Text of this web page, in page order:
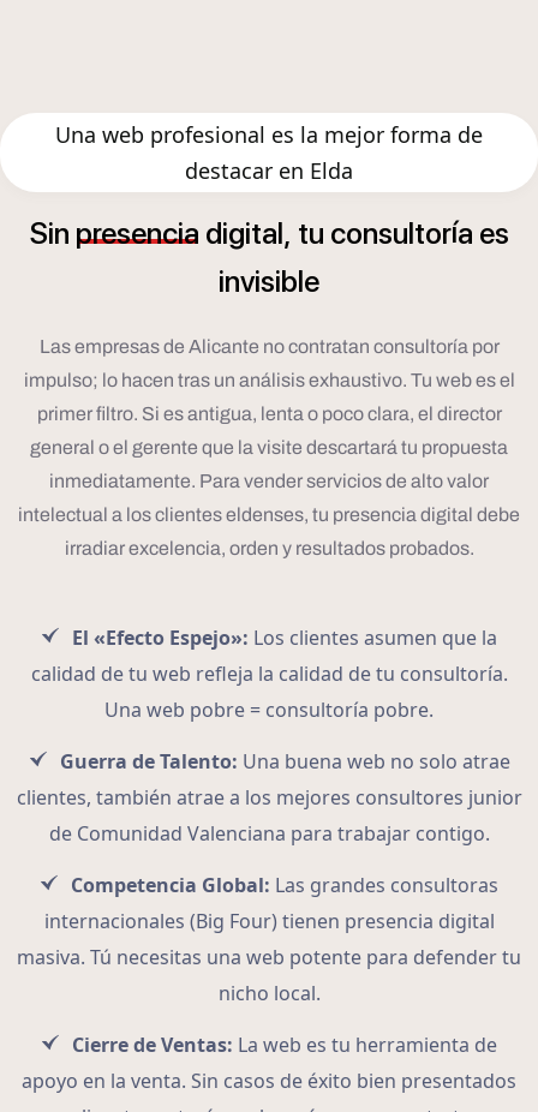
Una web profesional es la mejor forma de
destacar en Elda
Sin presencia digital, tu consultoría es
invisible
Las empresas de Alicante no contratan consultoría por
impulso; lo hacen tras un análisis exhaustivo. Tu web es el
primer filtro. Si es antigua, lenta o poco clara, el director
general o el gerente que la visite descartará tu propuesta
inmediatamente. Para vender servicios de alto valor
intelectual a los clientes eldenses, tu presencia digital debe
irradiar excelencia, orden y resultados probados.
El «Efecto Espejo»: Los clientes asumen que la
calidad de tu web refleja la calidad de tu consultoría.
Una web pobre = consultoría pobre.
Guerra de Talento: Una buena web no solo atrae
clientes, también atrae a los mejores consultores junior
de Comunidad Valenciana para trabajar contigo.
Competencia Global: Las grandes consultoras
internacionales (Big Four) tienen presencia digital
masiva. Tú necesitas una web potente para defender tu
nicho local.
Cierre de Ventas: La web es tu herramienta de
apoyo en la venta. Sin casos de éxito bien presentados